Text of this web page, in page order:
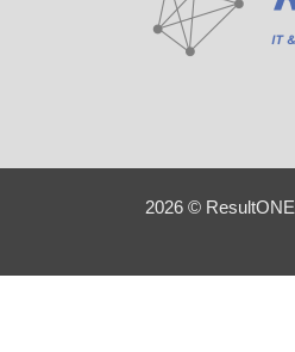
2026 © ResultONE